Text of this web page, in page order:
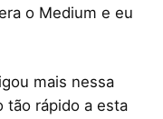
o Medium e eu
mais nessa
tão rápido a esta